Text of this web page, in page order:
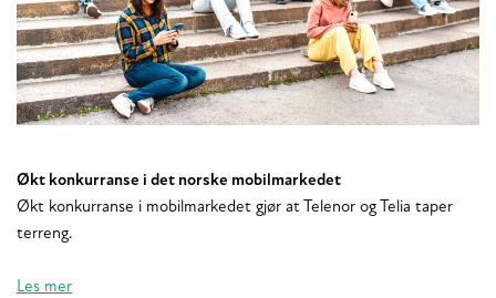
Økt konkurranse i det norske mobilmarkedet
Økt konkurranse i mobilmarkedet gjør at Telenor og Telia taper
terreng.
Les mer